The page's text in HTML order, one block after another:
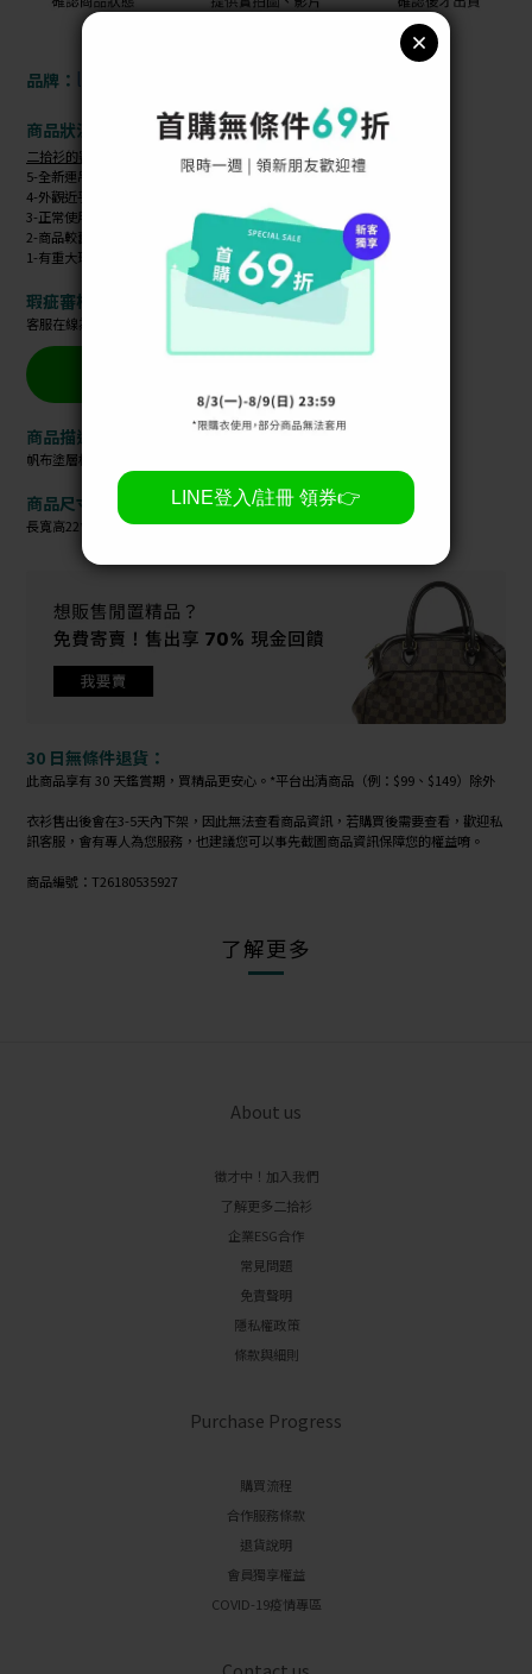
品牌： louis vuitton
商品狀況： 建議參考 - 3 / 正常使用痕跡
二拾衫的審核標準
5-全新連吊牌都還沒來得及剪
4-外觀近乎無損，僅有極微細使用痕跡。
3-正常使用痕跡，可能有部分瑕疵
2-商品較舊，有明顯瑕疵
1-有重大瑕疵
瑕疵審核：
客服在線為您提供商品細節照，讓您安心消費
商品描述：
帆布塗層材質
商品尺寸：
長寬高22*6*15cm（不含背帶）
30 日無條件退貨：
此商品享有 30 天鑑賞期，買精品更安心。*平台出清商品（例：$99、$149）除外
衣衫售出後會在3-5天內下架，因此無法查看商品資訊，若購買後需要查看，歡迎私
訊客服，會有專人為您服務，也建議您可以事先截圖商品資訊保障您的權益唷。
商品編號：T26180535927
了解更多
About us
徵才中！加入我們
了解更多二拾衫
企業ESG合作
常見問題
免責聲明
隱私權政策
條款與細則
Purchase Progress
購買流程
合作服務條款
退貨說明
會員獨享權益
COVID-19疫情專區